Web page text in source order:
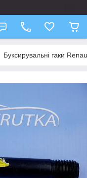
Буксирувальні гаки